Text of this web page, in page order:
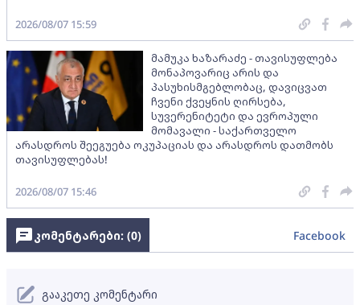
2026/08/07 15:59
მამუკა ხაზარაძე - თავისუფლება
მონაპოვარიც არის და
პასუხისმგებლობაც, დავიცვათ
ჩვენი ქვეყნის ღირსება,
სუვერენიტეტი და ევროპული
მომავალი - საქართველო
არასდროს შეეგუება ოკუპაციას და არასდროს დათმობს
თავისუფლებას!
2026/08/07 15:46
კომენტარები: (0) Facebook
გააკეთე კომენტარი